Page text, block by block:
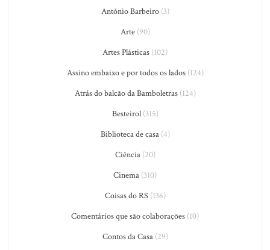
António Barbeiro(3)
Arte(90)
Artes Plásticas (102)
Assino embaixo e por todos os lados(124)
Atrás do balcão da Bamboletras(124)
Besteirol(315)
Biblioteca de casa(4)
Ciência(20)
Cinema (310)
Coisas do RS(136)
Comentários que são colaborações (10)
Contos da Casa(29)